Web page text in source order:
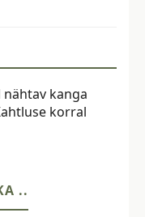
kanga
korral
..